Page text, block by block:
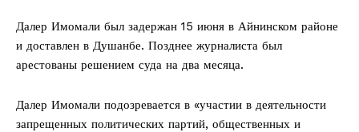
Далер Имомали был задержан 15 июня в Айнинском районе
и доставлен в Душанбе. Позднее журналиста был
арестованы решением суда на два месяца.
Далер Имомали подозревается в «участии в деятельности
запрещенных политических партий, общественных и